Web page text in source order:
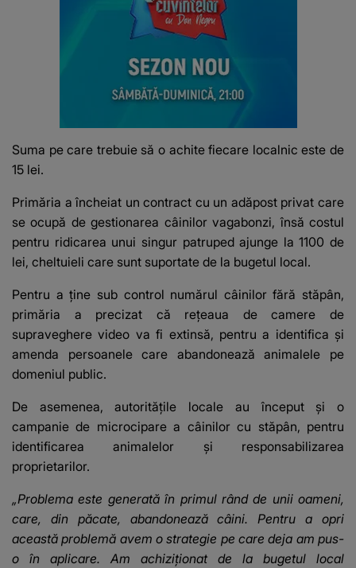
Suma pe care trebuie să o achite fiecare localnic este de
15 lei.
Primăria a încheiat un contract cu un adăpost privat care
se ocupă de gestionarea câinilor vagabonzi, însă costul
pentru ridicarea unui singur patruped ajunge la 1100 de
lei, cheltuieli care sunt suportate de la bugetul local.
Pentru a ține sub control numărul câinilor fără stăpân,
primăria a precizat că rețeaua de camere de
supraveghere video va fi extinsă, pentru a identifica și
amenda persoanele care abandonează animalele pe
domeniul public.
De asemenea, autoritățile locale au început și o
campanie de microcipare a câinilor cu stăpân, pentru
identificarea animalelor și responsabilizarea
proprietarilor.
„Problema este generată în primul rând de unii oameni,
care, din păcate, abandonează câini. Pentru a opri
această problemă avem o strategie pe care deja am pus-
o în aplicare. Am achiziționat de la bugetul local